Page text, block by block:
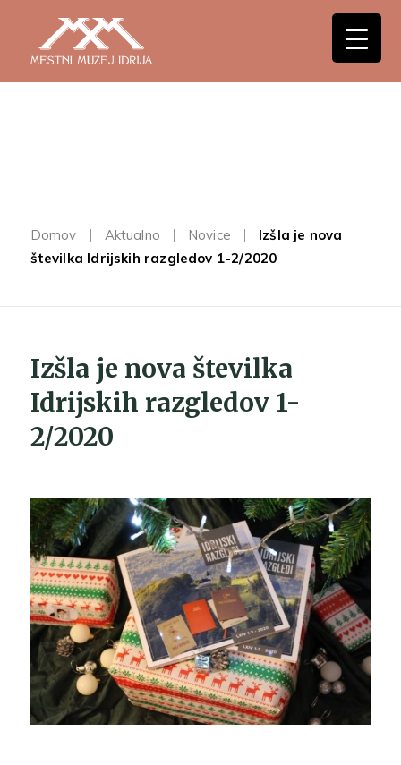
Domov Aktualno Novice
Izšla je nova
številka Idrijskih razgledov 1-2/2020
Izšla je nova številka
Idrijskih razgledov 1-
2/2020